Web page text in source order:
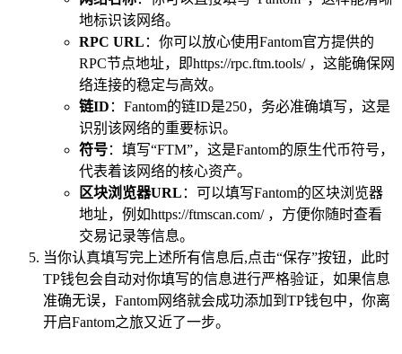
地标识该网络。
RPC URL ：你可以放心使用Fantom官方提供的
RPC节点地址，即https://rpc.ftm.tools/ ，这能确保网
络连接的稳定与高效。
链ID ：Fantom的链ID是250，务必准确填写，这是
识别该网络的重要标识。
符号：填写“FTM”，这是Fantom的原生代币符号，
代表着该网络的核心资产。
区块浏览器URL ：可以填写Fantom的区块浏览器
地址，例如https://ftmscan.com/ ，方便你随时查看
交易记录等信息。
当你认真填写完上述所有信息后,点击“保存”按钮，此时
TP钱包会自动对你填写的信息进行严格验证，如果信息
准确无误，Fantom网络就会成功添加到TP钱包中，你离
开启Fantom之旅又近了一步。